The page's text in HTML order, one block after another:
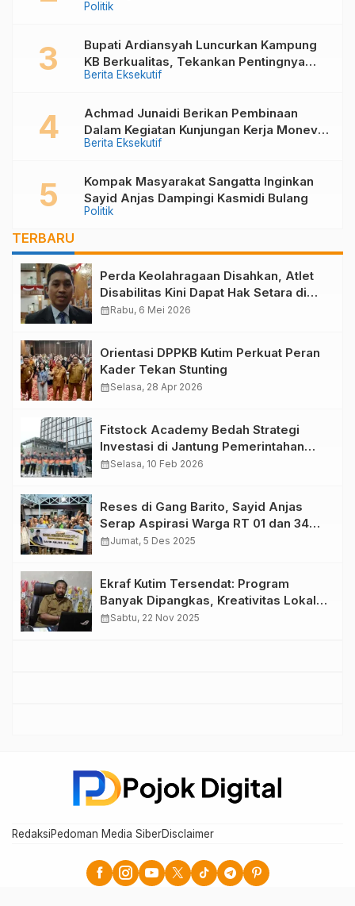
Politik
Berita Eksekutif
Bupati Ardiansyah Luncurkan Kampung
KB Berkualitas, Tekankan Pentingnya
Keluarga dalam Mewujudkan Generasi
Berita Eksekutif
Achmad Junaidi Berikan Pembinaan
Dalam Kegiatan Kunjungan Kerja Monev
PKB, Kader KKB dan PPKD di Muara
Politik
Kompak Masyarakat Sangatta Inginkan
Sayid Anjas Dampingi Kasmidi Bulang
TERBARU
Perda Keolahragaan Disahkan, Atlet
Disabilitas Kini Dapat Hak Setara di
Kutim
calendar_monthRabu, 6 Mei 2026
Orientasi DPPKB Kutim Perkuat Peran
Kader Tekan Stunting
calendar_monthSelasa, 28 Apr 2026
Fitstock Academy Bedah Strategi
Investasi di Jantung Pemerintahan
Baru: Mengupas Prospek Saham dari
calendar_monthSelasa, 10 Feb 2026
Reses di Gang Barito, Sayid Anjas
Serap Aspirasi Warga RT 01 dan 34
Teluk Lingga
calendar_monthJumat, 5 Des 2025
Ekraf Kutim Tersendat: Program
Banyak Dipangkas, Kreativitas Lokal
Terancam Melambat
calendar_monthSabtu, 22 Nov 2025
RedaksiPedoman Media SiberDisclaimer